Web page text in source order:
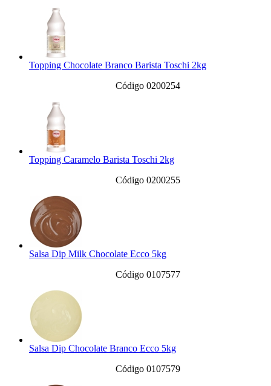
Topping Chocolate Branco Barista Toschi 2kg
Código 0200254
Topping Caramelo Barista Toschi 2kg
Código 0200255
Salsa Dip Milk Chocolate Ecco 5kg
Código 0107577
Salsa Dip Chocolate Branco Ecco 5kg
Código 0107579